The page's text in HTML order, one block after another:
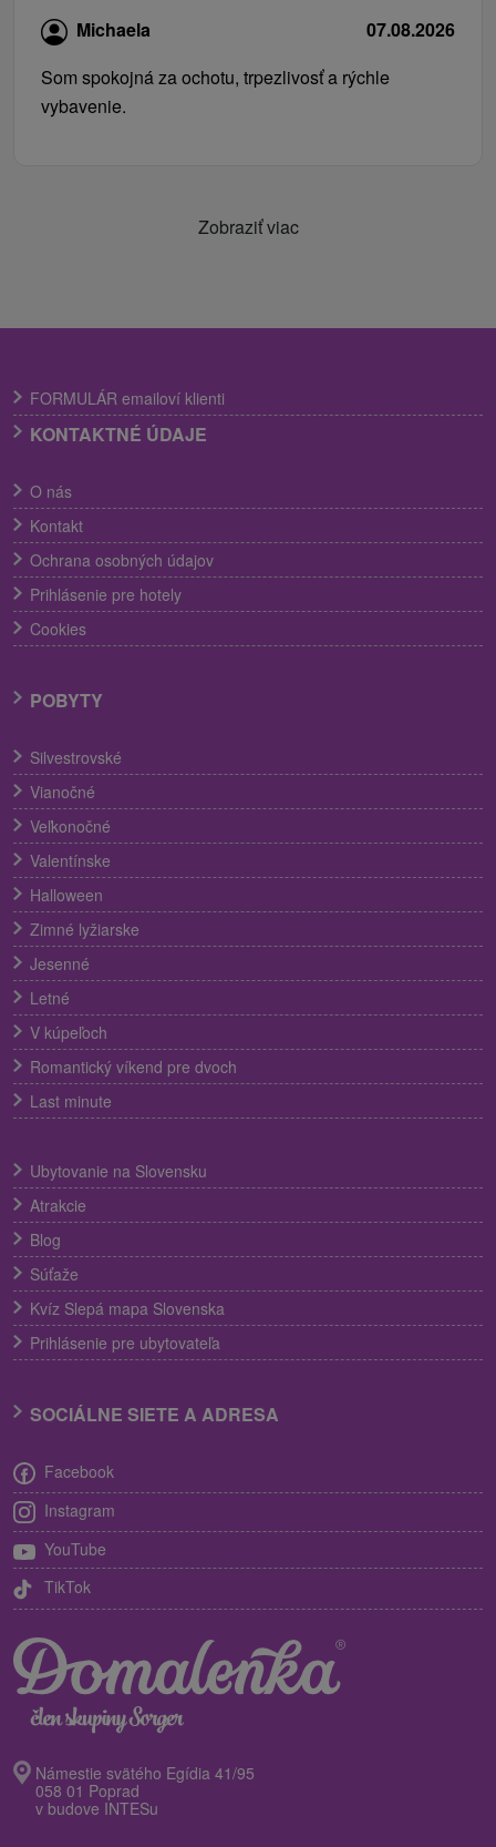
Michaela
07.08.2026
Som spokojná za ochotu, trpezlivosť a rýchle
vybavenie.
Zobraziť viac
FORMULÁR emailoví klienti
KONTAKTNÉ ÚDAJE
O nás
Kontakt
Ochrana osobných údajov
Prihlásenie pre hotely
Cookies
POBYTY
Silvestrovské
Vianočné
Veľkonočné
Valentínske
Halloween
Zimné lyžiarske
Jesenné
Letné
V kúpeľoch
Romantický víkend pre dvoch
Last minute
Ubytovanie na Slovensku
Atrakcie
Blog
Súťaže
Kvíz Slepá mapa Slovenska
Prihlásenie pre ubytovateľa
SOCIÁLNE SIETE A ADRESA
Facebook
Instagram
YouTube
TikTok
Námestie svätého Egídia 41/95
058 01 Poprad
v budove INTESu